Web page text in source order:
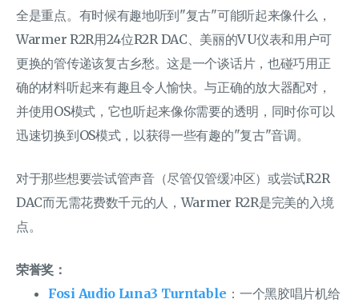
全是重点。有时候有趣地听到"复古"可能听起来像什么，
Warmer R2R用24位R2R DAC、美丽的VU仪表和用户可
更换的管传递该复古乡愁。这是一个谈话片，也碰巧用正
确的材料听起来有趣且令人愉快。与正确的放大器配对，
并使用OS模式，它也听起来像你需要的透明，同时你可以
迅速切换到OS模式，以获得一些有趣的"复古"音调。
对于那些想要尝试管声音（尽管仅管缓冲区）或尝试R2R
DAC而无需花费数千元的人，Warmer R2R是完美的入境
点。
荣誉奖：
Fosi Audio Luna3 Turntable ：一个黑胶唱片机给